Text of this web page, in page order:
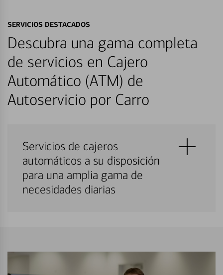
SERVICIOS DESTACADOS
Descubra una gama completa
de servicios en Cajero
Automático (ATM) de
Autoservicio por Carro
Servicios de cajeros
automáticos a su disposición
para una amplia gama de
necesidades diarias